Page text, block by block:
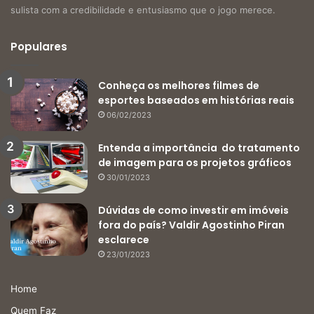
sulista com a credibilidade e entusiasmo que o jogo merece.
Populares
Conheça os melhores filmes de
esportes baseados em histórias reais
06/02/2023
Entenda a importância do tratamento
de imagem para os projetos gráficos
30/01/2023
Dúvidas de como investir em imóveis
fora do país? Valdir Agostinho Piran
esclarece
23/01/2023
Home
Quem Faz